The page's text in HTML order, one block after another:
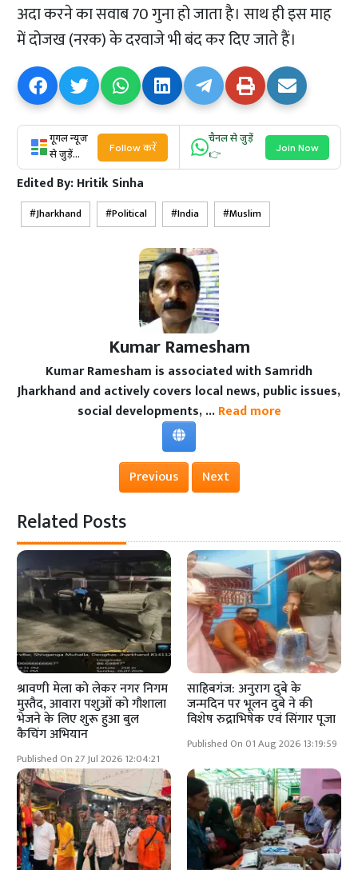
अदा करने का सवाब 70 गुना हो जाता है। साथ ही इस माह
में दोजख (नरक) के दरवाजे भी बंद कर दिए जाते हैं।
गूगल न्यूज
से जुड़ें...
Follow करें
चैनल से जुड़ें
👉
Join Now
Edited By:Hritik Sinha
Jharkhand Political India Muslim
Kumar Ramesham
Kumar Ramesham is associated with Samridh
Jharkhand and actively covers local news, public issues,
social developments, ... Read more
Previous Next
Related Posts
श्रावणी मेला को लेकर नगर निगम
मुस्तैद, आवारा पशुओं को गौशाला
भेजने के लिए शुरू हुआ बुल
कैचिंग अभियान
Published On 27 Jul 2026 12:04:21
साहिबगंज: अनुराग दुबे के
जन्मदिन पर भूलन दुबे ने की
विशेष रुद्राभिषेक एवं सिंगार पूजा
Published On 01 Aug 2026 13:19:59